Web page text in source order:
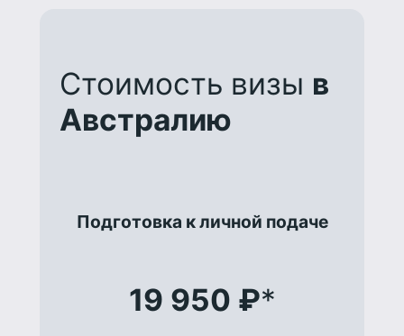
Стоимость визы в
Австралию
Подготовка к личной подаче
19 950 ₽*